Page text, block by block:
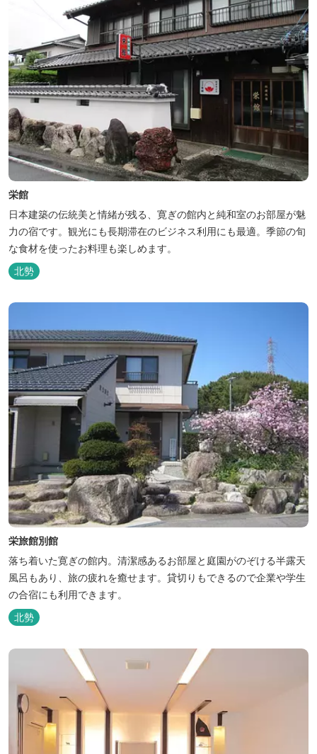
栄館
日本建築の伝統美と情緒が残る、寛ぎの館内と純和室のお部屋が魅
力の宿です。観光にも長期滞在のビジネス利用にも最適。季節の旬
な食材を使ったお料理も楽しめます。
北勢
栄旅館別館
落ち着いた寛ぎの館内。清潔感あるお部屋と庭園がのぞける半露天
風呂もあり、旅の疲れを癒せます。貸切りもできるので企業や学生
の合宿にも利用できます。
北勢